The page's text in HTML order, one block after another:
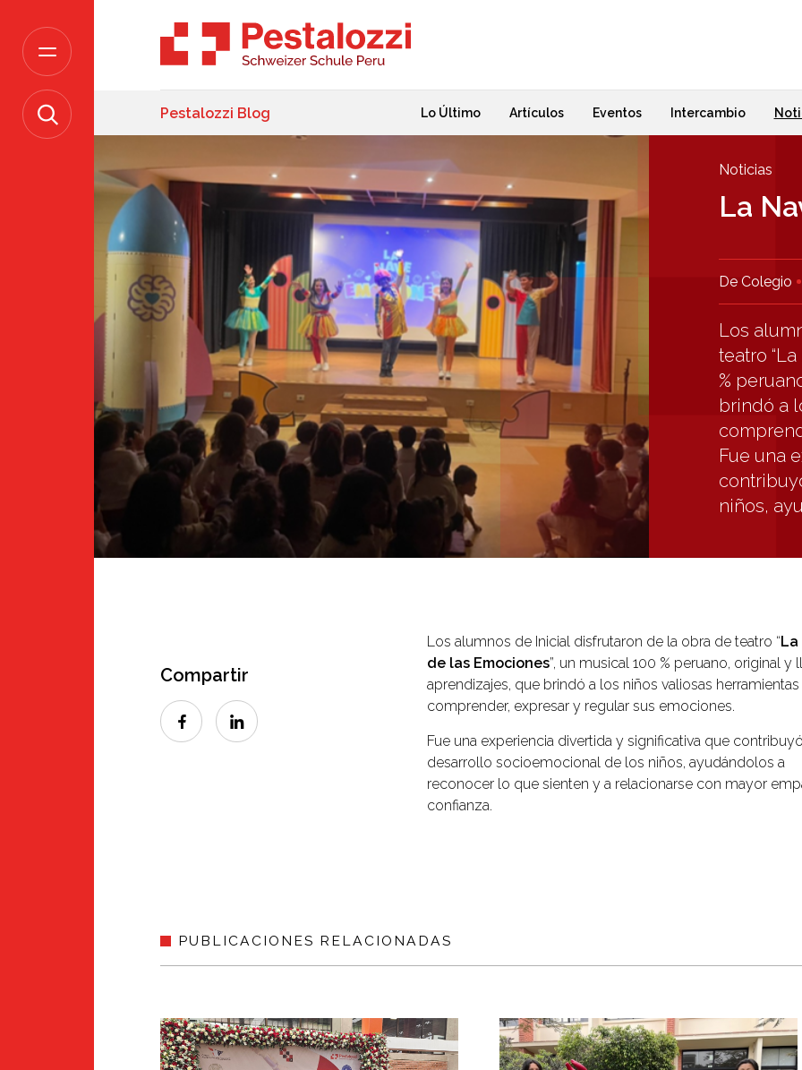
Pestalozzi Blog Lo Último Artículos Eventos Intercambio
Noticias
La
De Colegio
Los
teatro
%
brindó a
Fue una
niños,
Compartir
Los alumnos de Inicial disfrutaron de la obra de teatro “La
de las Emociones”, un musical 100 % peruano, original y
aprendizajes, que brindó a los niños valiosas herramientas
comprender, expresar y regular sus emociones.
Fue una experiencia divertida y significativa que
desarrollo socioemocional de los niños, ayudándolos a
reconocer lo que sienten y a relacionarse con mayor
confianza.
PUBLICACIONES RELACIONADAS